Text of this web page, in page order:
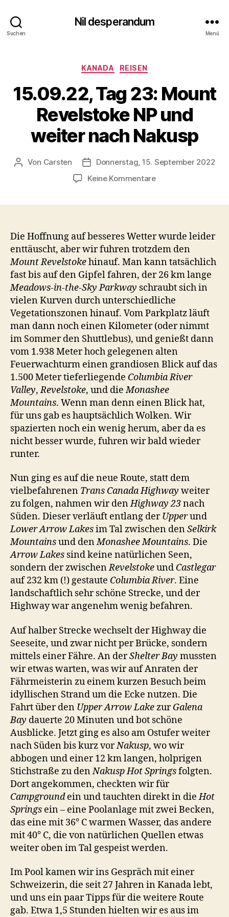
Suchen
Nil desperandum
Menü
Kategorien
KANADA REISEN
15.09.22, Tag 23: Mount
Revelstoke NP und
weiter nach Nakusp
Beitragsautor
Von Carsten Veröffentlichungsdatum
Donnerstag, 15. September 2022
Keine Kommentarezu
Revelstoke
NP
weiter
nach
Nakusp
Die Hoffnung auf besseres Wetter wurde leider
enttäuscht, aber wir fuhren trotzdem den
Mount Revelstokehinauf. Man kann tatsächlich
fast bis auf den Gipfel fahren, der 26 km lange
Meadows-in-the-Sky Parkway schraubt sich in
vielen Kurven durch unterschiedliche
Vegetationszonen hinauf. Vom Parkplatz läuft
man dann noch einen Kilometer (oder nimmt
im Sommer den Shuttlebus), und genießt dann
vom 1.938 Meter hoch gelegenen alten
Feuerwachturm einen grandiosen Blick auf das
1.500 Meter tieferliegende Columbia River
Valley,Revelstoke, und dieMonashee
Mountains. Wenn man denn einen Blick hat,
für uns gab es hauptsächlich Wolken. Wir
spazierten noch ein wenig herum, aber da es
nicht besser wurde, fuhren wir bald wieder
runter.
Nun ging es auf die neue Route, statt dem
vielbefahrenen Trans Canada Highway weiter
zu folgen, nahmen wir denHighway 23nach
Süden. Dieser verläuft entlang derUpperund
Lower Arrow Lakesim Tal zwischen denSelkirk
Mountainsund denMonashee Mountains. Die
Arrow Lakes sind keine natürlichen Seen,
sondern der zwischenRevelstokeund Castlegar
auf 232 km (!) gestaute Columbia River. Eine
landschaftlich sehr schöne Strecke, und der
Highway war angenehm wenig befahren.
Auf halber Strecke wechselt der Highway die
Seeseite, und zwar nicht per Brücke, sondern
mittels einer Fähre. An derShelter Bay mussten
wir etwas warten, was wir auf Anraten der
Fährmeisterin zu einem kurzen Besuch beim
idyllischen Strand um die Ecke nutzen. Die
Fahrt über den Upper Arrow LakezurGalena
Bay dauerte 20 Minuten und bot schöne
Ausblicke. Jetzt ging es also am Ostufer weiter
nach Süden bis kurz vorNakusp, wo wir
abbogen und einer 12 km langen, holprigen
Stichstraße zu denNakusp Hot Springsfolgten.
Dort angekommen, checkten wir für
Campgroundein und tauchten direkt in dieHot
Springs ein – eine Poolanlage mit zwei Becken,
das eine mit 36° C warmen Wasser, das andere
mit 40° C, die von natürlichen Quellen etwas
weiter oben im Tal gespeist werden.
Im Pool kamen wir ins Gespräch mit einer
Schweizerin, die seit 27 Jahren in Kanada lebt,
und uns ein paar Tipps für die weitere Route
gab. Etwa 1,5 Stunden hielten wir es aus im